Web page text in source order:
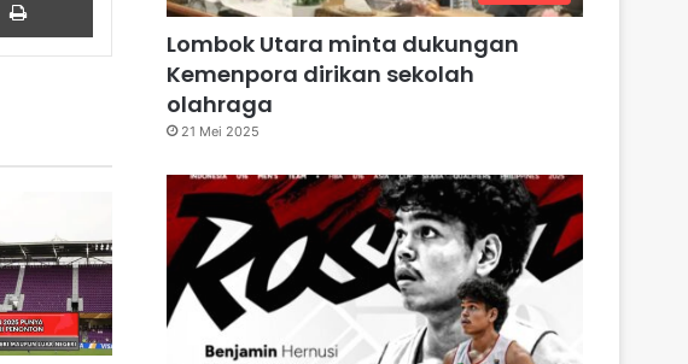
Lombok Utara minta dukungan
Kemenpora dirikan sekolah
olahraga
21 Mei 2025